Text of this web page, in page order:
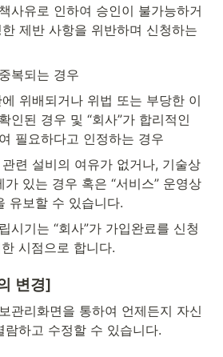
사유로 인하여 승인이 불가능하거
제반 사항을 위반하며 신청하는
복되는 경우
위배되거나 위법 또는 부당한 이
인된 경우 및 “회사”가 합리적인
필요하다고 인정하는 경우
관련 설비의 여유가 없거나, 기술상
있는 경우 혹은 “서비스” 운영상
유보할 수 있습니다.
시기는 “회사”가 가입완료를 신청
시점으로 합니다.
변경]
관리화면을 통하여 언제든지 자신
람하고 수정할 수 있습니다.